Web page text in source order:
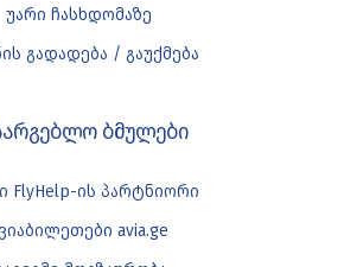
უარი ჩასხდომაზე
გადადება / გაუქმება
ბმულები
FlyHelp-ის პარტნიორი
avia.ge